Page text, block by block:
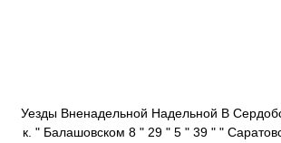
Уезды Вненадельной Надельной В
к. " Балашовском 8 " 29 " 5 " 39 " "